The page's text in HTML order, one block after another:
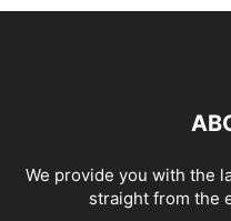
We provide you with the
straight from the